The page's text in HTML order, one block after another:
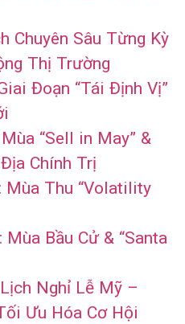
Chuyên Sâu Từng Kỳ
Thị Trường
Đoạn “Tái Định Vị”
“Sell in May” &
Chính Trị
Mùa Thu “Volatility
Bầu Cử & “Santa
Nghỉ Lễ Mỹ –
Ưu Hóa Cơ Hội